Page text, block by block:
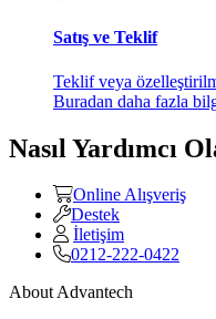
Satış ve Teklif
Teklif veya
Buradan daha fazla
Nasıl Yardımcı
Online Alışveriş
Destek
İletişim
0212-222-0422
About Advantech